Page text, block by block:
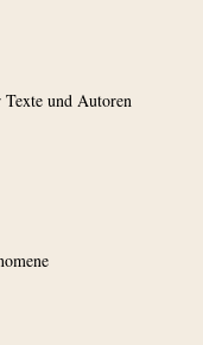
Texte und Autoren